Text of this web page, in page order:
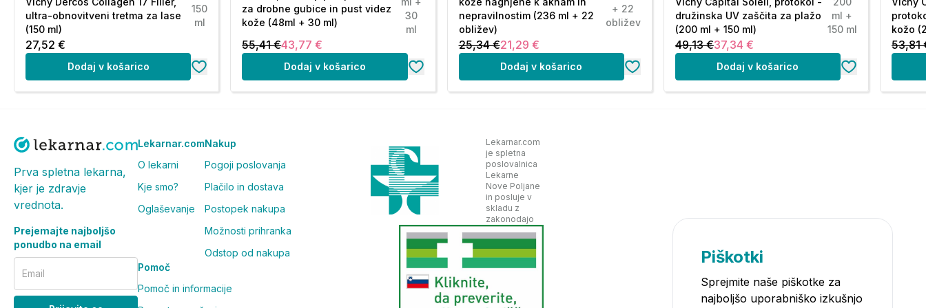
ultra-obnovitveni tretma za lase
(150 ml)
150
ml
27,52 €
Dodaj v košarico
za drobne gubice in pust videz
kože (48ml + 30 ml)
30
ml
55,41 €43,77 €
Dodaj v košarico
nepravilnostim (236 ml + 22
obližev)
+ 22
obližev
25,34 €21,29 €
Dodaj v košarico
družinska UV zaščita za plažo
(200 ml + 150 ml)
ml +
150 ml
49,13 €37,34 €
Dodaj v košarico
kožo
53,81
Prva spletna lekarna,
kjer je zdravje
vrednota.
Prejemajte najboljšo
ponudbo na email
Email
Lekarnar.com
O lekarni
Kje smo?
Oglaševanje
Nakup
Pogoji poslovanja
Plačilo in dostava
Postopek nakupa
Možnosti prihranka
Odstop od nakupa
Pomoč
Pomoč in informacije
Lekarnar.com
je spletna
poslovalnica
Lekarne
Nove Poljane
in posluje v
skladu z
zakonodajo
Piškotki
Sprejmite naše piškotke za
najboljšo uporabniško izkušnjo